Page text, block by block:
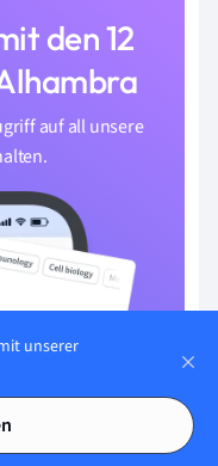
den 12
auf all unsere
unserer